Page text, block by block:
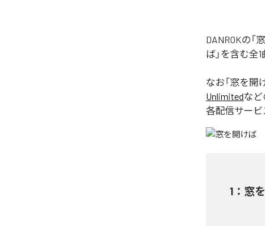
DANROKの
ば」を含む全
なお「窓を開
Unlimitedなど
各配信サービ
1 ： 窓